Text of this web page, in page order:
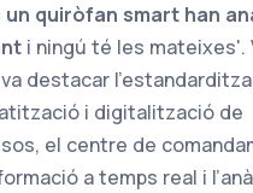
un quiròfan smart han
i ningú té les mateixes'.
destacar
i digitalització de
el centre de
a temps real i